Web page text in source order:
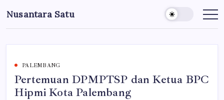
to
content
Nusantara Satu
Berita
Nusantara
PALEMBANG
Pertemuan DPMPTSP dan Ketua BPC
Hipmi Kota Palembang